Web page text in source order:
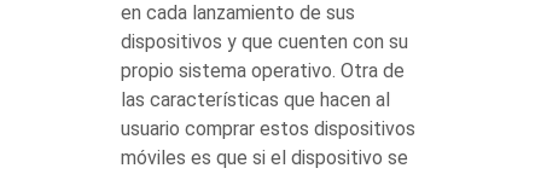
en cada lanzamiento de sus
dispositivos y que cuenten con su
propio sistema operativo. Otra de
las características que hacen al
usuario comprar estos dispositivos
móviles es que si el dispositivo se